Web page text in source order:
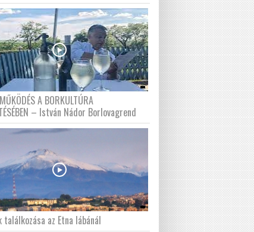
A BORKULTÚRA
– István Nádor Borlovagrend
az Etna lábánál